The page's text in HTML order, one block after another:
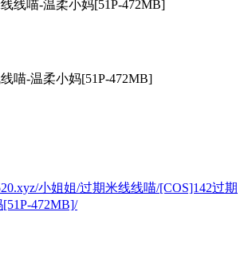
喵-温柔小妈[51P-472MB]
小姐姐/过期米线线喵/[COS]142过期
472MB]/